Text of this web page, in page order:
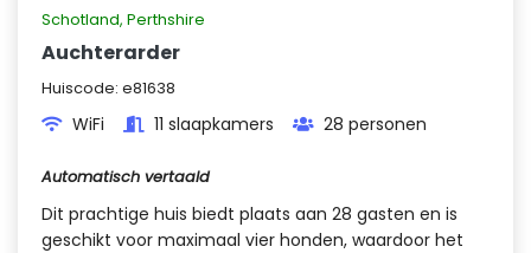
Schotland, Perthshire
Auchterarder
Huiscode: e81638
WiFi 11 slaapkamers 28 personen
Automatisch vertaald
Dit prachtige huis biedt plaats aan 28 gasten en is
geschikt voor maximaal vier honden, waardoor het